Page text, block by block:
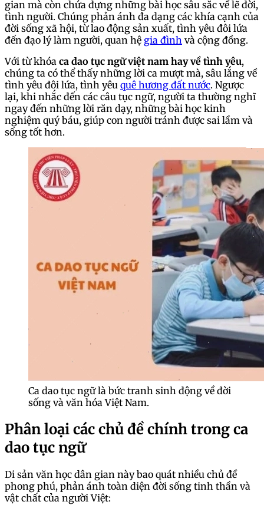
gian mà còn chứa đựng những bài học sâu sắc về lẽ đời,
tình người. Chúng phản ánh đa dạng các khía cạnh của
đời sống xã hội, từ lao động sản xuất, tình yêu đôi lứa
đến đạo lý làm người, quan hệ gia đình và cộng đồng.
Với từ khóa ca dao tục ngữ việt nam hay về tình yêu,
chúng ta có thể thấy những lời ca mượt mà, sâu lắng về
tình yêu đôi lứa, tình yêu quê hương đất nước. Ngược
lại, khi nhắc đến các câu tục ngữ, người ta thường nghĩ
ngay đến những lời răn dạy, những bài học kinh
nghiệm quý báu, giúp con người tránh được sai lầm và
sống tốt hơn.
Ca dao tục ngữ là bức tranh sinh động về đời
sống và văn hóa Việt Nam.
Phân loại các chủ đề chính trong ca
dao tục ngữ
Di sản văn học dân gian này bao quát nhiều chủ đề
phong phú, phản ánh toàn diện đời sống tinh thần và
vật chất của người Việt: